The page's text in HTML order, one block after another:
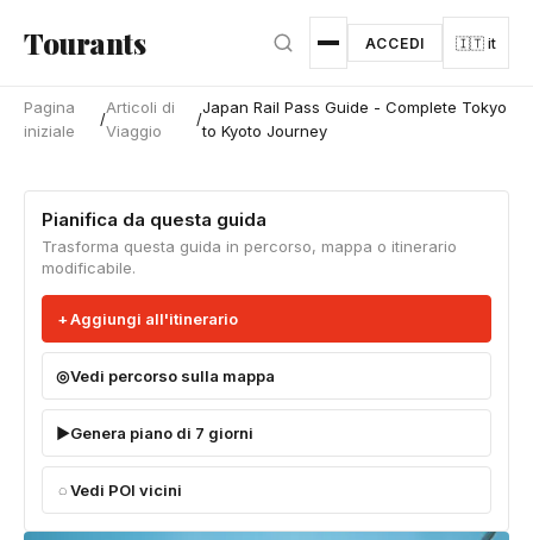
Tourants ACCEDI 🇮🇹 it
Pagina
iniziale
/
Articoli di
Viaggio
/
Japan Rail Pass Guide - Complete Tokyo
to Kyoto Journey
Pianifica da questa guida
Trasforma questa guida in percorso, mappa o itinerario
modificabile.
Aggiungi all'itinerario
Vedi percorso sulla mappa
Genera piano di 7 giorni
Vedi POI vicini